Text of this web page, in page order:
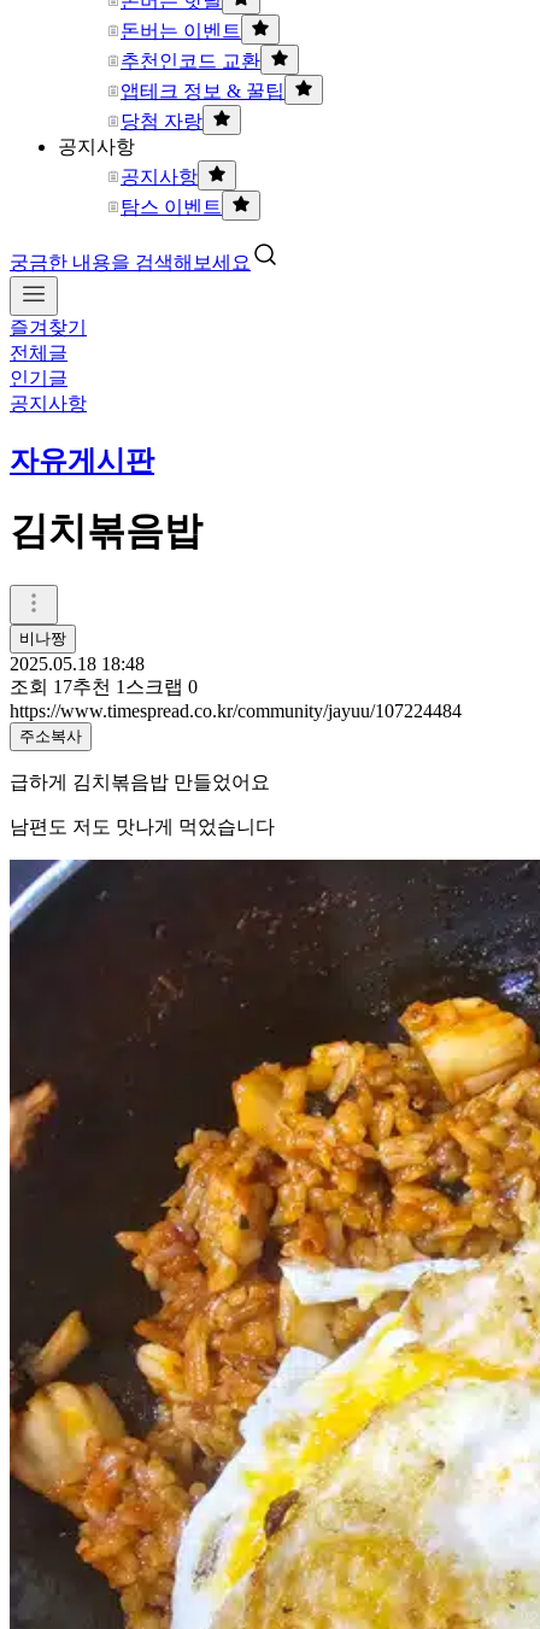
돈버는 이벤트
추천인코드 교환
앱테크 정보 & 꿀팁
당첨 자랑
공지사항
공지사항
탐스 이벤트
궁금한 내용을 검색해보세요
즐겨찾기
전체글
인기글
공지사항
자유게시판
김치볶음밥
비나짱
2025.05.18 18:48
조회 17추천 1 스크랩 0
https://www.timespread.co.kr/community/jayuu/107224484
주소복사
급하게 김치볶음밥 만들었어요
남편도 저도 맛나게 먹었습니다